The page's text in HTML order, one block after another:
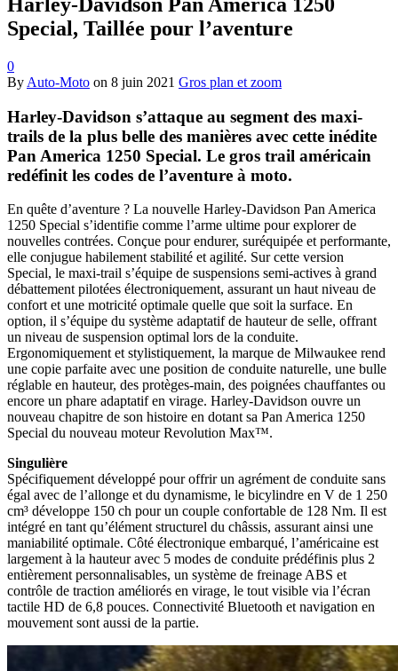
Special, Taillée pour l’aventure
0
By Auto-Moto on 8 juin 2021 Gros plan et zoom
Harley-Davidson s’attaque au segment des maxi-
trails de la plus belle des manières avec cette inédite
Pan America 1250 Special. Le gros trail américain
redéfinit les codes de l’aventure à moto.
En quête d’aventure ? La nouvelle Harley-Davidson Pan America
1250 Special s’identifie comme l’arme ultime pour explorer de
nouvelles contrées. Conçue pour endurer, suréquipée et performante,
elle conjugue habilement stabilité et agilité. Sur cette version
Special, le maxi-trail s’équipe de suspensions semi-actives à grand
débattement pilotées électroniquement, assurant un haut niveau de
confort et une motricité optimale quelle que soit la surface. En
option, il s’équipe du système adaptatif de hauteur de selle, offrant
un niveau de suspension optimal lors de la conduite.
Ergonomiquement et stylistiquement, la marque de Milwaukee rend
une copie parfaite avec une position de conduite naturelle, une bulle
réglable en hauteur, des protèges-main, des poignées chauffantes ou
encore un phare adaptatif en virage. Harley-Davidson ouvre un
nouveau chapitre de son histoire en dotant sa Pan America 1250
Special du nouveau moteur Revolution Max™.
Singulière
Spécifiquement développé pour offrir un agrément de conduite sans
égal avec de l’allonge et du dynamisme, le bicylindre en V de 1 250
cm³ développe 150 ch pour un couple confortable de 128 Nm. Il est
intégré en tant qu’élément structurel du châssis, assurant ainsi une
maniabilité optimale. Côté électronique embarqué, l’américaine est
largement à la hauteur avec 5 modes de conduite prédéfinis plus 2
entièrement personnalisables, un système de freinage ABS et
contrôle de traction améliorés en virage, le tout visible via l’écran
tactile HD de 6,8 pouces. Connectivité Bluetooth et navigation en
mouvement sont aussi de la partie.